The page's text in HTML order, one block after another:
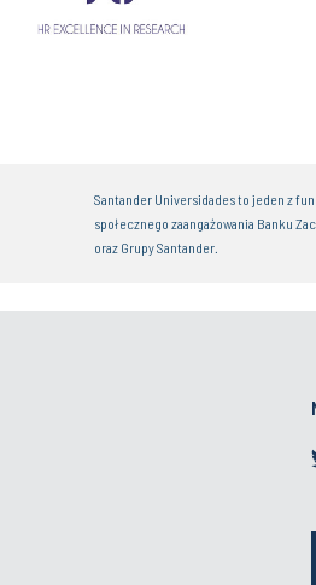
Santander Universidades to jeden z
społecznego zaangażowania Banku
oraz Grupy Santander.